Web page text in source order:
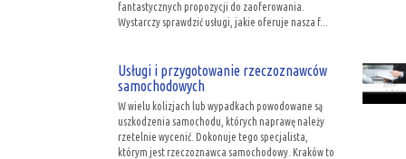
fantastycznych propozycji do zaoferowania.
Wystarczy sprawdzić usługi, jakie oferuje nasza f...
Usługi i przygotowanie rzeczoznawców
samochodowych
W wielu kolizjach lub wypadkach powodowane są
uszkodzenia samochodu, których naprawę należy
rzetelnie wycenić. Dokonuje tego specjalista,
którym jest rzeczoznawca samochodowy. Kraków to